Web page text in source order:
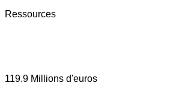
Ressources
119.9 Millions d'euros